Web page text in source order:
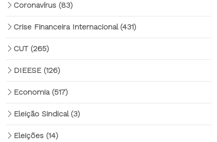
Coronavírus (83)
Crise Financeira Internacional (431)
CUT (265)
DIEESE (126)
Economia (517)
Eleição Sindical (3)
Eleições (14)